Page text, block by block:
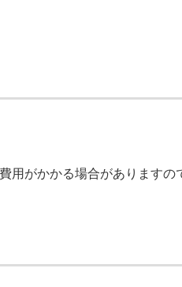
用がかかる場合がありますの